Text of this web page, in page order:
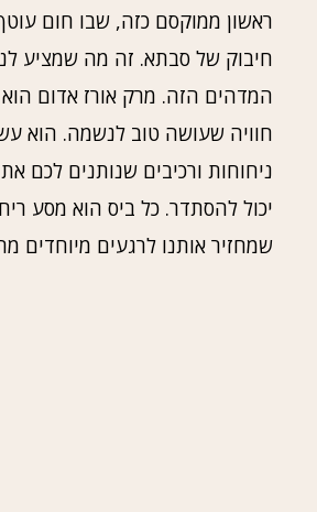
ראשון ממוקסם כזה, שבו חום
חיבוק של סבתא. זה מה שמציע
המדהים הזה. מרק אורז אדום
חוויה שעושה טוב לנשמה. הוא
ניחוחות ורכיבים שנותנים לכם
יכול להסתדר. כל ביס הוא מסע
שמחזיר אותנו לרגעים מיוחדים